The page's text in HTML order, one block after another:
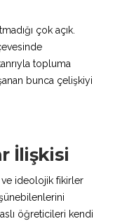
çok açık.
topluma
bunca çelişkiyi
İlişkisi
ve ideolojik fikirler
öğreticileri kendi